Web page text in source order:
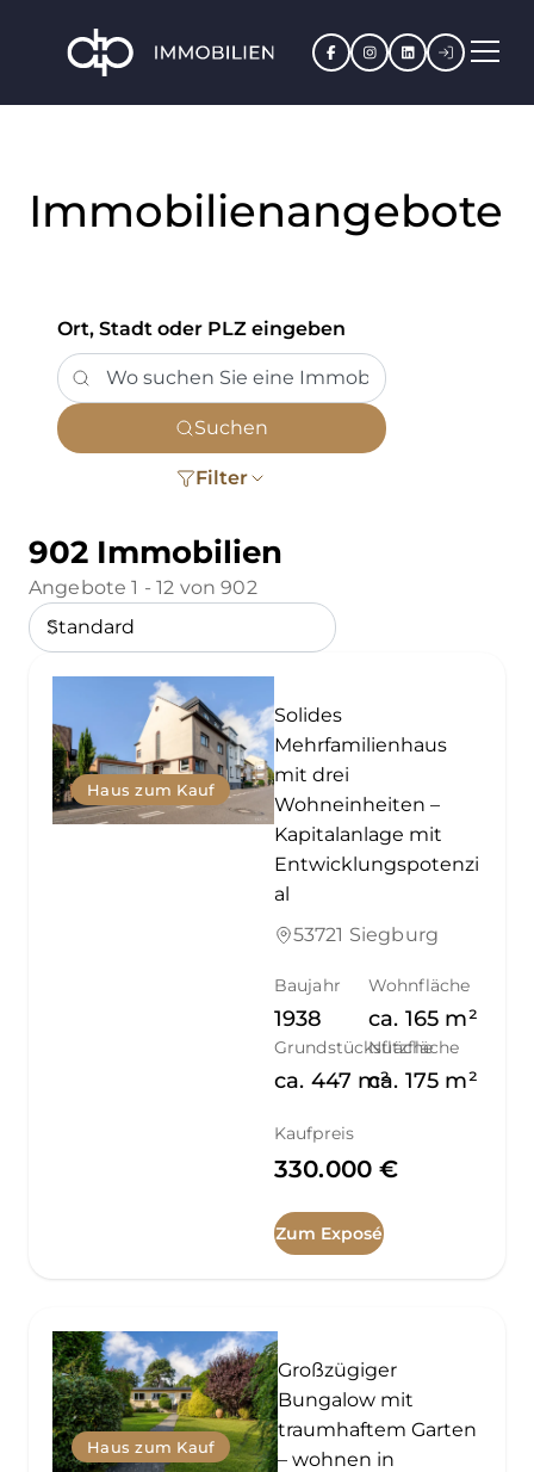
Facebook
Instagram
LinkedIn
Immobilienangebote
Ort, Stadt oder PLZ eingeben
Suchen
Filter
902 Immobilien
Angebote 1 - 12 von 902
Haus zum Kauf
Solides
Mehrfamilienhaus
mit drei
Wohneinheiten –
Kapitalanlage mit
Entwicklungspotenzi
al
53721 Siegburg
Baujahr
1938
Wohnfläche
ca. 165 m²
Grundstücksfläche
ca. 447 m²
Nutzfläche
ca. 175 m²
Kaufpreis
330.000 €
Zum Exposé
Haus zum Kauf
Großzügiger
Bungalow mit
traumhaftem Garten
– wohnen in